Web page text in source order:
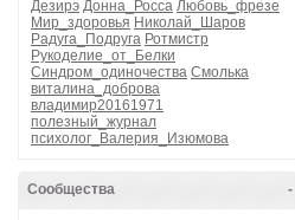
Дезирэ Донна_Росса Любовь_фрезе
Мир_здоровья Николай_Шаров
Радуга_Подруга Ротмистр
Рукоделие_от_Белки
Синдром_одиночества Смолька
виталина_доброва
владимир20161971
полезный_журнал
психолог_Валерия_Изюмова
-
Сообщества